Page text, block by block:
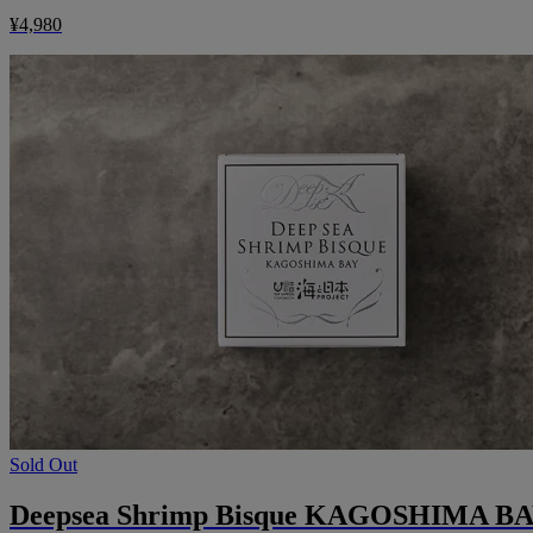
¥4,980
Sold Out
Deepsea Shrimp Bisque KAGOSHIMA